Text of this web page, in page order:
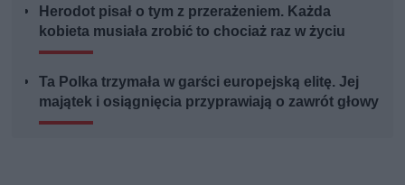
Herodot pisał o tym z przerażeniem. Każda
kobieta musiała zrobić to chociaż raz w życiu
Ta Polka trzymała w garści europejską elitę. Jej
majątek i osiągnięcia przyprawiają o zawrót głowy